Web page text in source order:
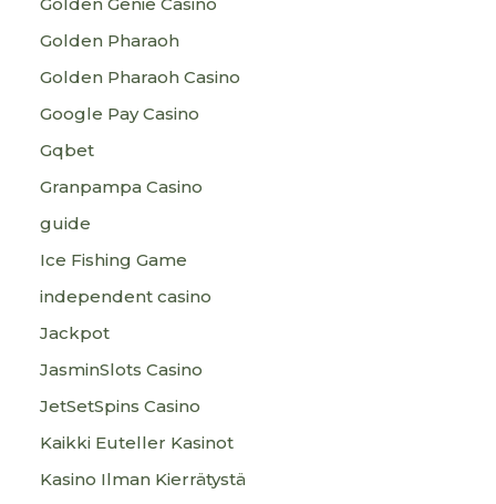
Golden Pharaoh
Golden Pharaoh Casino
Google Pay Casino
Gqbet
Granpampa Casino
guide
Ice Fishing Game
independent casino
Jackpot
JasminSlots Casino
JetSetSpins Casino
Kaikki Euteller Kasinot
Kasino Ilman Kierrätystä